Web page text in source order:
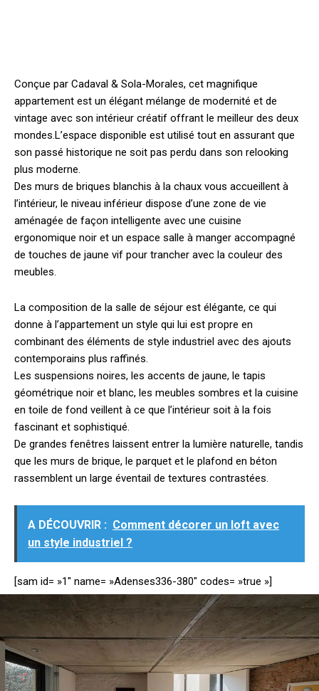
Conçue par Cadaval & Sola-Morales, cet magnifique
appartement est un élégant mélange de modernité et de
vintage avec son intérieur créatif offrant le meilleur des deux
mondes.L’espace disponible est utilisé tout en assurant que
son passé historique ne soit pas perdu dans son relooking
plus moderne.
Des murs de briques blanchis à la chaux vous accueillent à
l’intérieur, le niveau inférieur dispose d’une zone de vie
aménagée de façon intelligente avec une cuisine
ergonomique noir et un espace salle à manger accompagné
de touches de jaune vif pour trancher avec la couleur des
meubles.
La composition de la salle de séjour est élégante, ce qui
donne à l’appartement un style qui lui est propre en
combinant des éléments de style industriel avec des ajouts
contemporains plus raffinés.
Les suspensions noires, les accents de jaune, le tapis
géométrique noir et blanc, les meubles sombres et la cuisine
en toile de fond veillent à ce que l’intérieur soit à la fois
fascinant et sophistiqué.
De grandes fenêtres laissent entrer la lumière naturelle, tandis
que les murs de brique, le parquet et le plafond en béton
rassemblent un large éventail de textures contrastées.
A DÉCOUVRIR : Comment décorer un loft avec
un style industriel ?
[sam id= »1″ name= »Adenses336-380″ codes= »true »]